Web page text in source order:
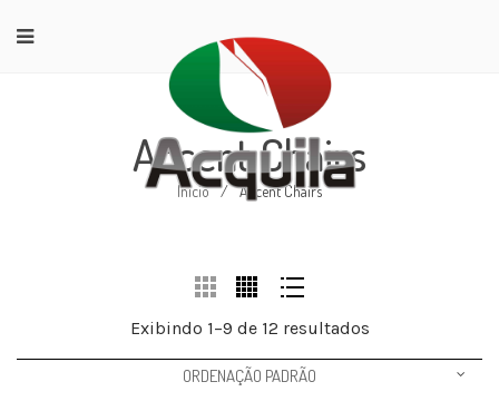
Accent Chairs
Início / Accent Chairs
Exibindo 1–9 de 12 resultados
ORDENAÇÃO PADRÃO